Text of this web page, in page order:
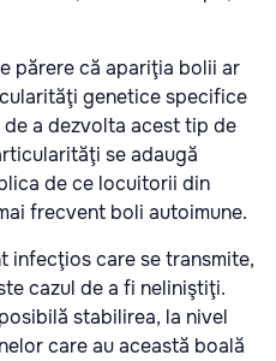
părere că apariţia bolii ar
genetice specifice
a dezvolta acest tip de
se adaugă
de ce locuitorii din
frecvent boli autoimune.
infecţios care se transmite,
cazul de a fi neliniştiţi.
stabilirea, la nivel
care au această boală